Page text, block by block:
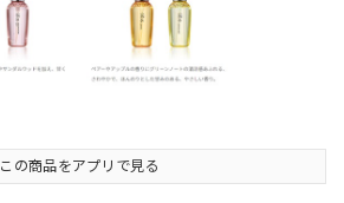
この商品をアプリで見る